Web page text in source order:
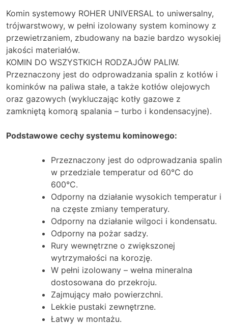
Komin systemowy ROHER UNIVERSAL to uniwersalny,
trójwarstwowy, w pełni izolowany system kominowy z
przewietrzaniem, zbudowany na bazie bardzo wysokiej
jakości materiałów.
KOMIN DO WSZYSTKICH RODZAJÓW PALIW.
Przeznaczony jest do odprowadzania spalin z kotłów i
kominków na paliwa stałe, a także kotłów olejowych
oraz gazowych (wykluczając kotły gazowe z
zamkniętą komorą spalania – turbo i kondensacyjne).
Podstawowe cechy systemu kominowego:
Przeznaczony jest do odprowadzania spalin
w przedziale temperatur od 60°C do
600°C.
Odporny na działanie wysokich temperatur i
na częste zmiany temperatury.
Odporny na działanie wilgoci i kondensatu.
Odporny na pożar sadzy.
Rury wewnętrzne o zwiększonej
wytrzymałości na korozję.
W pełni izolowany – wełna mineralna
dostosowana do przekroju.
Zajmujący mało powierzchni.
Lekkie pustaki zewnętrzne.
Łatwy w montażu.